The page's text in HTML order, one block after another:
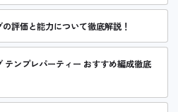
評価と能力について徹底解説！
テンプレパーティー おすすめ編成徹底